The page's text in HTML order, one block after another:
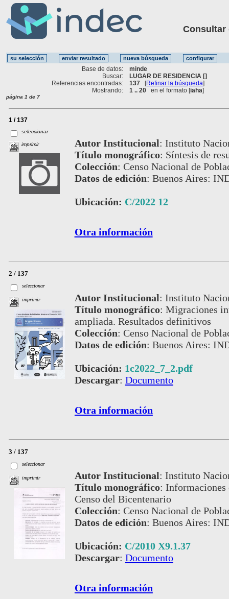
Consultar
Base de datos:
minde
Buscar:
LUGAR DE RESIDENCIA []
Referencias encontradas:
137 [Refinar la búsqueda]
Mostrando:
1 .. 20 en el formato [iaha]
página 1 de 7
1 / 137
seleccionar
imprimir Autor Institucional: Instituto
Título monográfico: Síntesis de
Colección: Censo Nacional de
Datos de edición: Buenos Aires:
Ubicación: C/2022 12
Otra información
2 / 137
seleccionar
imprimir Autor Institucional: Instituto
Título monográfico: Migraciones
ampliada. Resultados definitivos
Colección: Censo Nacional de
Datos de edición: Buenos Aires:
Ubicación: 1c2022_7_2.pdf
Descargar: Documento
Otra información
3 / 137
seleccionar
imprimir Autor Institucional: Instituto
Título monográfico: Informaciones
Censo del Bicentenario
Colección: Censo Nacional de
Datos de edición: Buenos Aires:
Ubicación: C/2010 X9.1.37
Descargar: Documento
Otra información